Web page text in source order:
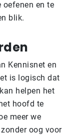
en te
blik.
Kennisnet en
is logisch dat
helpen het
hoofd te
meer we
oog voor